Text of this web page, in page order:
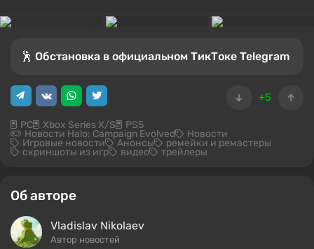
🕺 Обстановка в официальном ТикТоке Telegram
+5
PC Xbox Series X/S PS5
Новости Halo: Campaign Evolved Новости
Игровые новости Анонсы ремейки и ремастеры
скриншоты из игр видео трейлеры
Об авторе
Vladislav Nikolaev
Автор новостей